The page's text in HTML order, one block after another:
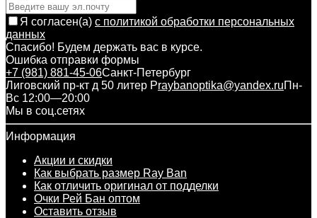
Я согласен(a) с политикой обработки персональных
данных
Спасибо! Будем держать вас в курсе.
Ошибка отправки формы
+7 (981) 881-45-06Санкт-Петербург
Лиговский пр-кт д 50 литер Рraybanoptika@yandex.ruПн-
Вс 12:00—20:00
Мы в соц.сетях
Информация
Акции и скидки
Как выбрать размер Ray Ban
Как отличить оригинал от подделки
Очки Рей Бан оптом
Оставить отзыв